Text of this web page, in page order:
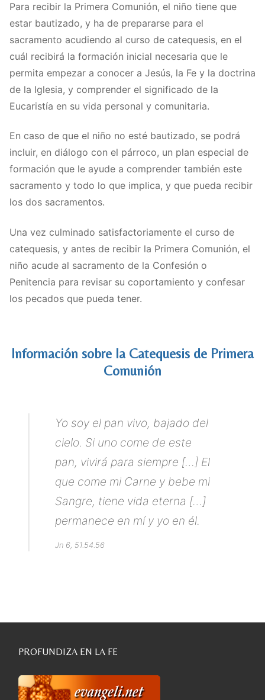
Para recibir la Primera Comunión, el niño tiene que
estar bautizado, y ha de prepararse para el
sacramento acudiendo al curso de catequesis, en el
cuál recibirá la formación inicial necesaria que le
permita empezar a conocer a Jesús, la Fe y la doctrina
de la Iglesia, y comprender el significado de la
Eucaristía en su vida personal y comunitaria.
En caso de que el niño no esté bautizado, se podrá
incluir, en diálogo con el párroco, un plan especial de
formación que le ayude a comprender también este
sacramento y todo lo que implica, y que pueda recibir
los dos sacramentos.
Una vez culminado satisfactoriamente el curso de
catequesis, y antes de recibir la Primera Comunión, el
niño acude al sacramento de la Confesión o
Penitencia para revisar su coportamiento y confesar
los pecados que pueda tener.
Información sobre la Catequesis de Primera
Comunión
Yo soy el pan vivo, bajado del
cielo. Si uno come de este
pan, vivirá para siempre […] El
que come mi Carne y bebe mi
Sangre, tiene vida eterna […]
permanece en mí y yo en él.
Jn 6, 51.54.56
PROFUNDIZA EN LA FE